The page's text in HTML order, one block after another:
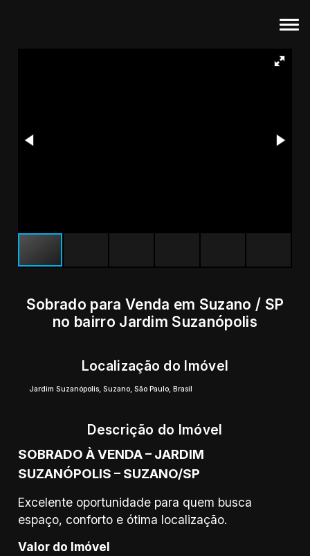
Sobrado para Venda em Suzano / SP
no bairro Jardim Suzanópolis
Localização do Imóvel
Jardim Suzanópolis,Suzano,São Paulo,Brasil
Descrição do Imóvel
SOBRADO À VENDA – JARDIM
SUZANÓPOLIS – SUZANO/SP
Excelente oportunidade para quem busca
espaço, conforto e ótima localização.
Valor do Imóvel